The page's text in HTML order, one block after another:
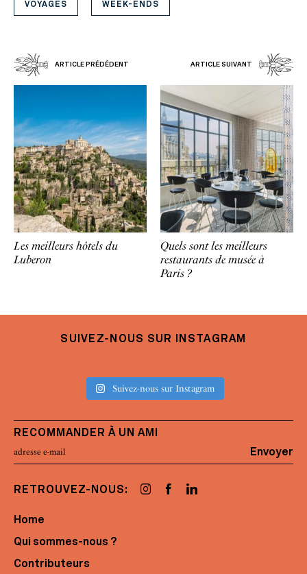
VOYAGES WEEK-ENDS
ARTICLE PRÉDÉDENT ARTICLE SUIVANT
Les meilleurs hôtels du
Luberon
Quels sont les meilleurs
restaurants de musée à
Paris ?
SUIVEZ-NOUS SUR INSTAGRAM
Suivez-nous sur Instagram
RECOMMANDER À UN AMI
Envoyer
RETROUVEZ-NOUS:
Home
Qui sommes-nous ?
Contributeurs